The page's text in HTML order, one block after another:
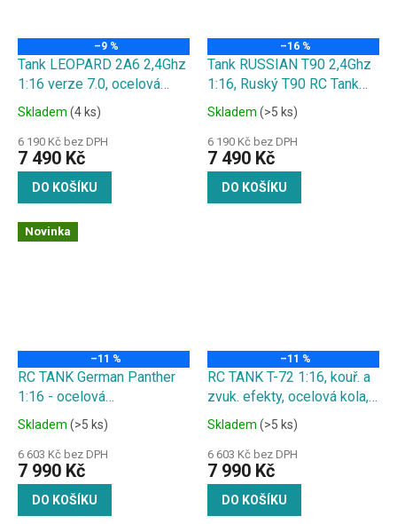
–9 %
Tank LEOPARD 2A6 2,4Ghz
1:16 verze 7.0, ocelová
převodovka, střelba BBS, IR
Skladem (4 ks)
6 190 Kč bez DPH
7 490 Kč
DO KOŠÍKU
–16 %
Tank RUSSIAN T90 2,4Ghz
1:16, Ruský T90 RC Tank
1:16 - Kovová převodovka/
hnací kolo, kouř. a zvuk.
efekty, střílí kuličky
Skladem (>5 ks)
6 190 Kč bez DPH
7 490 Kč
DO KOŠÍKU
Novinka
–11 %
RC TANK German Panther
1:16 - ocelová
převodovka, kovové pásy/kyvné
rameno/ kola/kryt, kouř. a
zvuk. efekty
Skladem (>5 ks)
6 603 Kč bez DPH
7 990 Kč
DO KOŠÍKU
–11 %
RC TANK T-72 1:16, kouř. a
zvuk. efekty, ocelová kola,
pásy a převody, střílí
Skladem (>5 ks)
6 603 Kč bez DPH
7 990 Kč
DO KOŠÍKU